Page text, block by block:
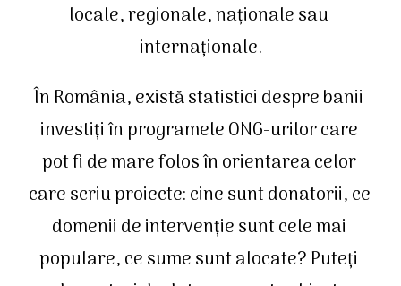
locale, regionale, naționale sau
internaționale.
În România, există statistici despre banii
investiți în programele ONG-urilor care
pot fi de mare folos în orientarea celor
care scriu proiecte: cine sunt donatorii, ce
domenii de intervenție sunt cele mai
populare, ce sume sunt alocate? Puteți